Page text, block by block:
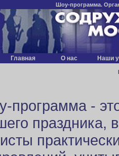
Шоу-программа.
Главная О нас Наши
программа -
праздника,